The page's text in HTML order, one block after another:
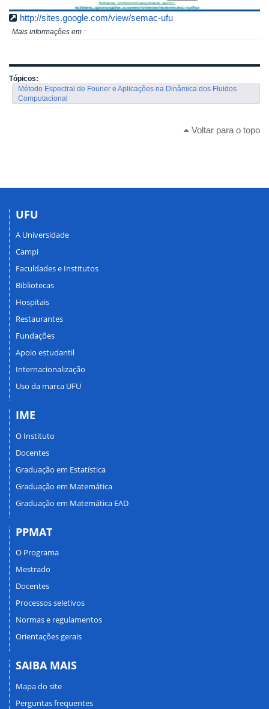
http://sites.google.com/view/semac-ufu
Mais informações em :
Tópicos:
Método Espectral de Fourier e Aplicações na Dinâmica dos Fluidos
Computacional
Voltar para o topo
UFU
A Universidade
Campi
Faculdades e Institutos
Bibliotecas
Hospitais
Restaurantes
Fundações
Apoio estudantil
Internacionalização
Uso da marca UFU
IME
O Instituto
Docentes
Graduação em Estatística
Graduação em Matemática
Graduação em Matemática EAD
PPMAT
O Programa
Mestrado
Docentes
Processos seletivos
Normas e regulamentos
Orientações gerais
SAIBA MAIS
Mapa do site
Perguntas frequentes